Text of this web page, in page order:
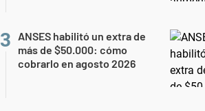
ANSES habilitó un extra de
más de $50.000: cómo
cobrarlo en agosto 2026